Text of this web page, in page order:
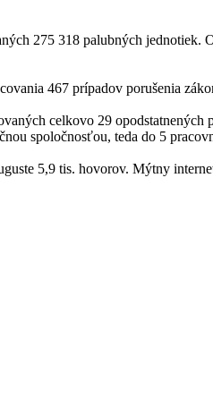
275 318 palubných
467 prípadov porušenia
celkovo 29
spoločnosťou, teda do 5
5,9 tis. hovorov. Mýtny